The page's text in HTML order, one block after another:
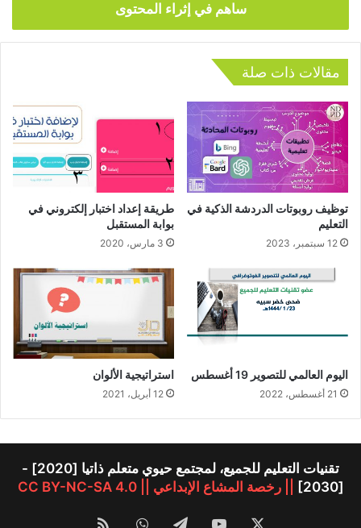
ساهم في إثراء المحتوى
مقالات ذات صلة
توظيف روبوتات الدردشة الذكية في
التعليم
12 سبتمبر، 2023
طريقة إعداد اختبار إلكتروني في
بوابة المستقبل
3 مارس، 2020
اليوم العالمي للتصوير 19 أغسطس
21 أغسطس، 2022
استراتيجية الألوان
12 أبريل، 2021
تقنيات التعليم للجميع، لمجتمع حيوي متعلم ذاتيا [2020] -
[2030]
|| رخصة المشاع الإبداعي || CC BY-NC-SA 4.0
‫YouTubeتيلقرامواتسابملخص